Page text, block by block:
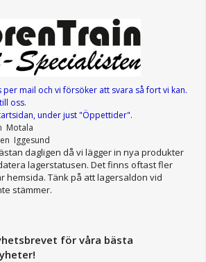
per mail och vi försöker att svara så fort vi kan.
oss.
under just "Öppettider".
Motala
Iggesund
dagligen då vi lägger in nya produkter
lagerstatusen. Det finns oftast fler
hemsida. Tänk på att lagersaldon vid
stämmer.
för våra bästa